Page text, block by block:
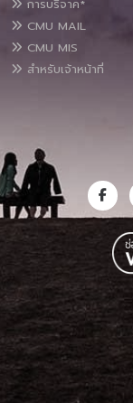
การบริจาค*
CMU MAIL
CMU MIS
สำหรับเจ้าหน้าที่